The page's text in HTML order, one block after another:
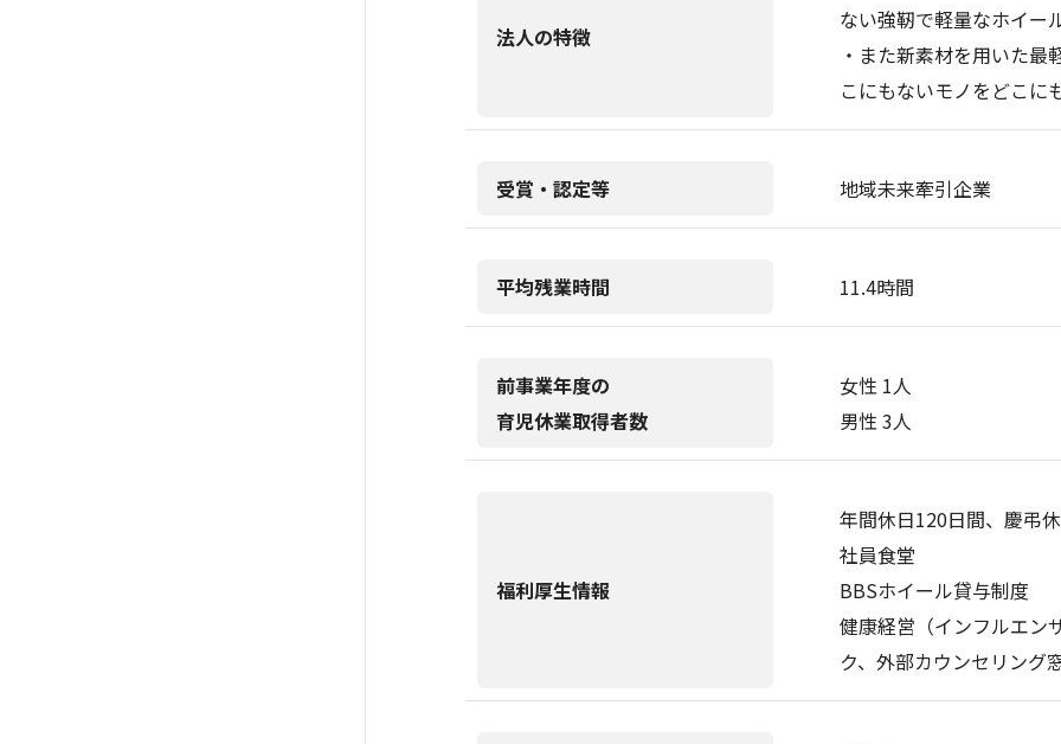
法人の特徴
ない強靭で軽量なホイー
・また新素材を用いた
こにもないモノをどこに
受賞・認定等 地域未来牽引企業
平均残業時間 11.4時間
前事業年度の
育児休業取得者数
女性 1人
男性 3人
福利厚生情報
年間休日120日間、慶弔
社員食堂
BBSホイール貸与制度
健康経営（インフルエン
ク、外部カウンセリング